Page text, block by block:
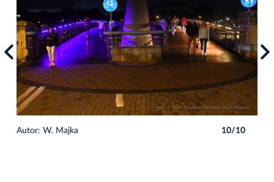
Autor: W. Majka 10/10